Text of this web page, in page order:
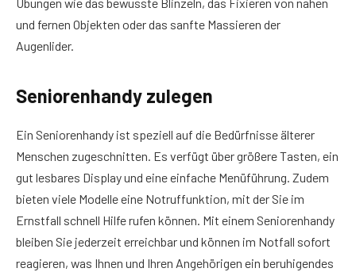
und fernen Objekten oder das sanfte Massieren der
Augenlider.
Seniorenhandy zulegen
Ein Seniorenhandy ist speziell auf die Bedürfnisse älterer
Menschen zugeschnitten. Es verfügt über größere Tasten, ein
gut lesbares Display und eine einfache Menüführung. Zudem
bieten viele Modelle eine Notruffunktion, mit der Sie im
Ernstfall schnell Hilfe rufen können. Mit einem Seniorenhandy
bleiben Sie jederzeit erreichbar und können im Notfall sofort
reagieren, was Ihnen und Ihren Angehörigen ein beruhigendes